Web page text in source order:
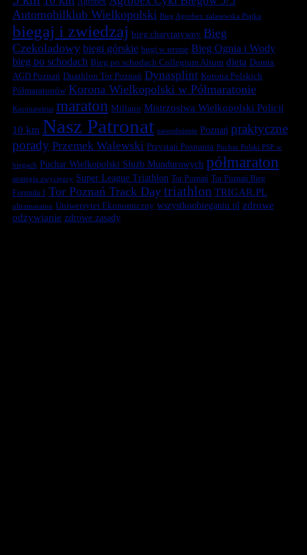
Automobilklub Wielkopolski Bieg Agrobex zalasewska Piątka
biegaj i zwiedzaj bieg charytatywny Bieg
Czekoladowy biegi górskie biegi w terenie Bieg Ognia i Wody
bieg po schodach Bieg po schodach Collegium Altum dieta Domix
AGD Poznań Duathlon Tor Poznań Dynasplint Korona Polskich
Półmaratonów Korona Wielkopolski w Półmaratonie
Koronawirus maraton Millano Mistrzostwa Wielkopolski Policji
10 km Nasz Patronat nawodnienie Poznań praktyczne
porady Przemek Walewski Przystań Posnania Puchar Polski PSP w
biegach Puchar Wielkopolski Służb Mundurowych półmaraton
strategia zwycięzcy Super League Triathlon Tor Poznań Tor Poznań Bieg
Formuła 1 Tor Poznań Track Day triathlon TRIGAR.PL
ultramaraton Uniwersytet Ekonomiczny wszystkoobieganiu.pl zdrowe
odżywianie zdrowe zasady